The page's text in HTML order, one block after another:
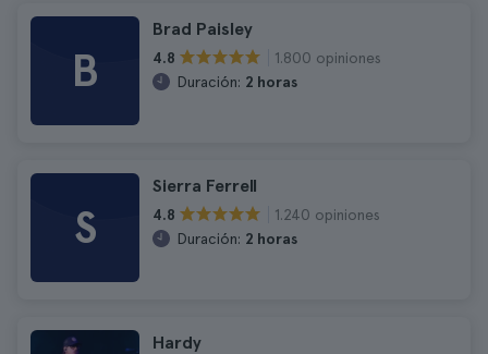
B
Brad Paisley
4.8
1.800 opiniones
Duración: 2 horas
S
Sierra Ferrell
4.8
1.240 opiniones
Duración: 2 horas
Hardy